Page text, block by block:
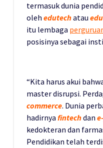
termasuk dunia
oleh edutechatau
itu lembaga
posisinya sebagai
“Kita harus akui
master disrupsi.
commerce. Dunia
hadirnya fintechdan
kedokteran dan
Pendidikan telah